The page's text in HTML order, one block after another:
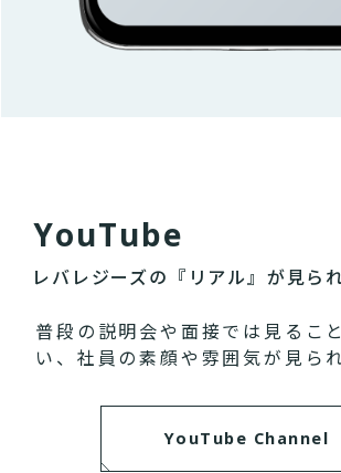
YouTube
レバレジーズの『リアル』が見ら
普段の説明会や面接では見るこ
い、社員の素顔や雰囲気が見られ
YouTube Channel